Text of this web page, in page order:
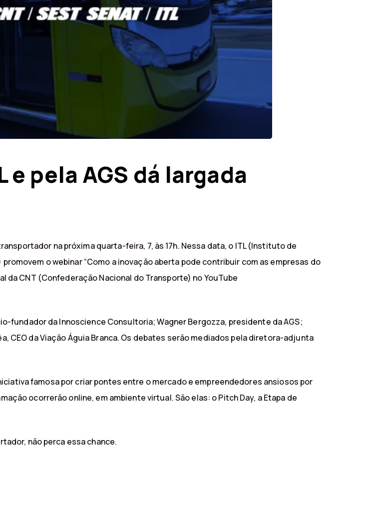
pela AGS dá largada
na próxima quarta-feira, 7, às 17h. Nessa data, o ITL (Instituto de
o webinar “Como a inovação aberta pode contribuir com as empresas do
da CNT (Confederação Nacional do Transporte) no YouTube
fundador da Innoscience Consultoria; Wagner Bergozza, presidente da AGS;
CEO da Viação Águia Branca. Os debates serão mediados pela diretora-adjunta
famosa por criar pontes entre o mercado e empreendedores ansiosos por
ocorrerão online, em ambiente virtual. São elas: o Pitch Day, a Etapa de
não perca essa chance.